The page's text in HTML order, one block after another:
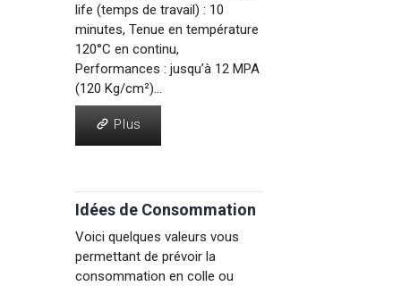
life (temps de travail) : 10
minutes, Tenue en température
120°C en continu,
Performances : jusqu’à 12 MPA
(120 Kg/cm²)...
Plus
Plus
Idées de Consommation
Voici quelques valeurs vous
permettant de prévoir la
consommation en colle ou